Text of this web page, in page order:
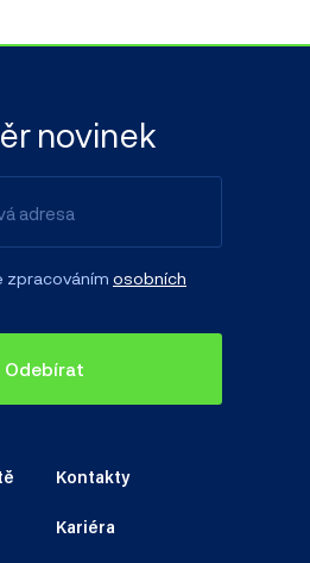
Kontakty
Kariéra
novinek
zpracováním osobních
Odebírat